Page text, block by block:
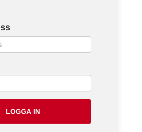
LOGGA IN